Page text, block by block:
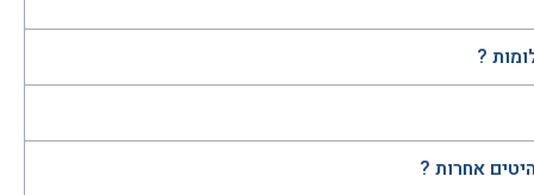
?
אחרות ?